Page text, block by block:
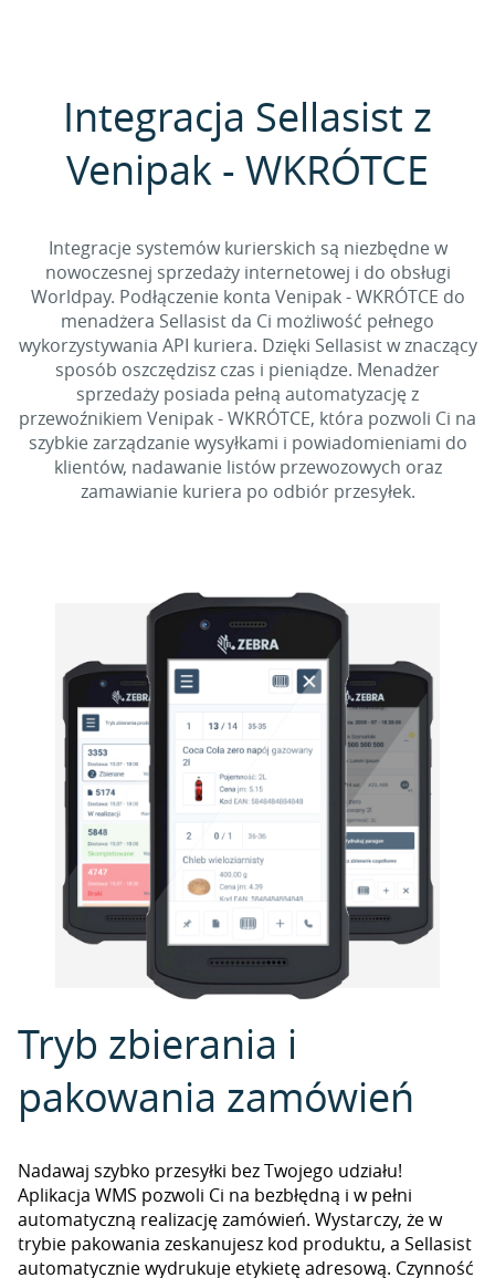
Integracja Sellasist z
Venipak - WKRÓTCE
Integracje systemów kurierskich są niezbędne w
nowoczesnej sprzedaży internetowej i do obsługi
Worldpay. Podłączenie konta Venipak - WKRÓTCE do
menadżera Sellasist da Ci możliwość pełnego
wykorzystywania API kuriera. Dzięki Sellasist w znaczący
sposób oszczędzisz czas i pieniądze. Menadżer
sprzedaży posiada pełną automatyzację z
przewoźnikiem Venipak - WKRÓTCE, która pozwoli Ci na
szybkie zarządzanie wysyłkami i powiadomieniami do
klientów, nadawanie listów przewozowych oraz
zamawianie kuriera po odbiór przesyłek.
Tryb zbierania i
pakowania zamówień
Nadawaj szybko przesyłki bez Twojego udziału!
Aplikacja WMS pozwoli Ci na bezbłędną i w pełni
automatyczną realizację zamówień. Wystarczy, że w
trybie pakowania zeskanujesz kod produktu, a Sellasist
automatycznie wydrukuje etykietę adresową. Czynność